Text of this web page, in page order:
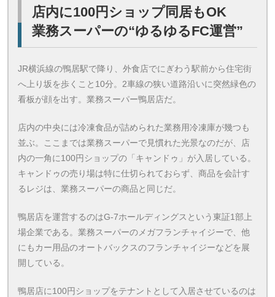
店内に100円ショップ同居もOK
業務スーパーの“ゆるゆるFC運営”
JR横浜線の鴨居駅で降り、外食店でにぎわう駅前から住宅街
へ上り坂を歩くこと10分。2車線の狭い道路沿いに突然緑色の
看板が顔を出す。業務スーパー鴨居店だ。
店内の中央には冷凍食品が詰められた業務用冷凍庫が幾つも
並ぶ。ここまでは業務スーパーで見慣れた光景なのだが、店
内の一角に100円ショップの「キャンドゥ」が入居している。
キャンドゥの売り場は特に仕切られておらず、商品を会計す
るレジは、業務スーパーの商品と同じだ。
鴨居店を運営するのはG-7ホールディングスという東証1部上
場企業である。業務スーパーのメガフランチャイジーで、他
にもカー用品のオートバックスのフランチャイジーなどを展
開している。
鴨居店に100円ショップをテナントとして入居させているのは